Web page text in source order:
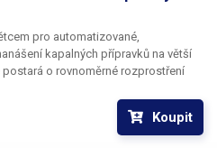
pro automatizované,
kapalných přípravků na větší
o rovnoměrné rozprostření
štětce; pro hrubší povrchy a
s tužšími a silnějšími vlákny; proto
ve dvou provedeních
Koupit